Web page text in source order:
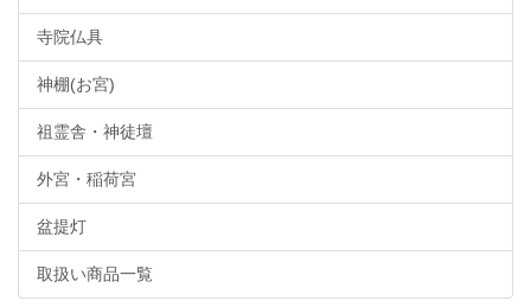
寺院仏具
神棚(お宮)
祖霊舎・神徒壇
外宮・稲荷宮
盆提灯
取扱い商品一覧